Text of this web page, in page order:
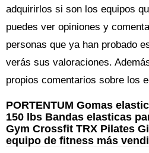
adquirirlos si son los equipos
puedes ver opiniones y
personas que ya han probado
verás sus valoraciones.
propios comentarios sobre los
PORTENTUM Gomas
150 lbs Bandas elasticas
Gym Crossfit TRX Pilates
equipo de fitness más